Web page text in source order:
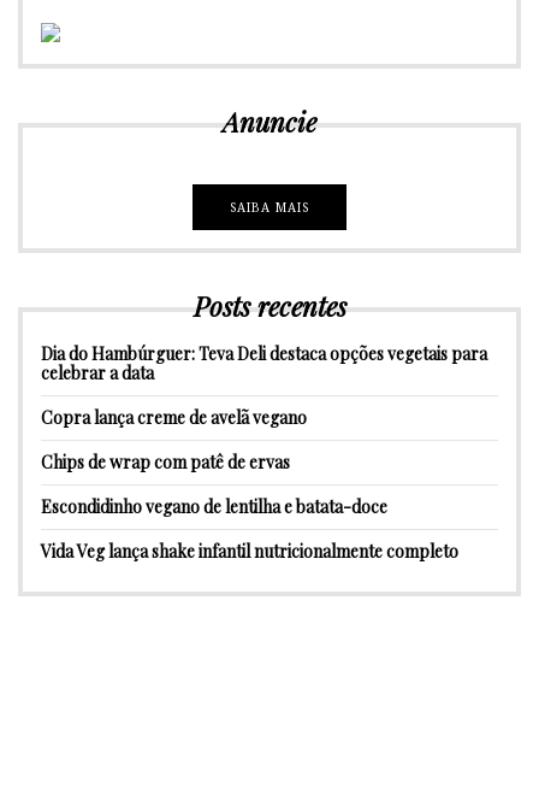
Anuncie
SAIBA MAIS
Posts recentes
Dia do Hambúrguer: Teva Deli destaca opções vegetais para
celebrar a data
Copra lança creme de avelã vegano
Chips de wrap com patê de ervas
Escondidinho vegano de lentilha e batata-doce
Vida Veg lança shake infantil nutricionalmente completo